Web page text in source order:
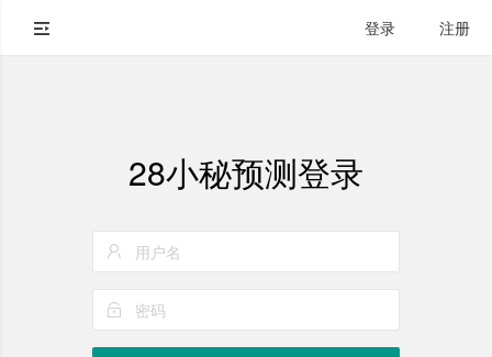
登录 注册
28小秘预测登录